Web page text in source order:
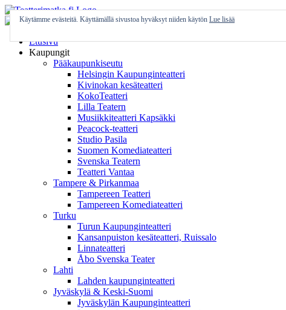
Skip
to
Etusivu
Kaupungit
Pääkaupunkiseutu
Helsingin Kaupunginteatteri
Kivinokan kesäteatteri
KokoTeatteri
Lilla Teatern
Musiikkiteatteri Kapsäkki
Peacock-teatteri
Studio Pasila
Suomen Komediateatteri
Svenska Teatern
Teatteri Vantaa
Tampere & Pirkanmaa
Tampereen Teatteri
Tampereen Komediateatteri
Turku
Turun Kaupunginteatteri
Kansanpuiston kesäteatteri, Ruissalo
Linnateatteri
Åbo Svenska Teater
Lahti
Lahden kaupunginteatteri
Jyväskylä & Keski-Suomi
Jyväskylän Kaupunginteatteri
Käytämme evästeitä. Käyttämällä sivustoa hyväksyt niiden käytön Lue lisää